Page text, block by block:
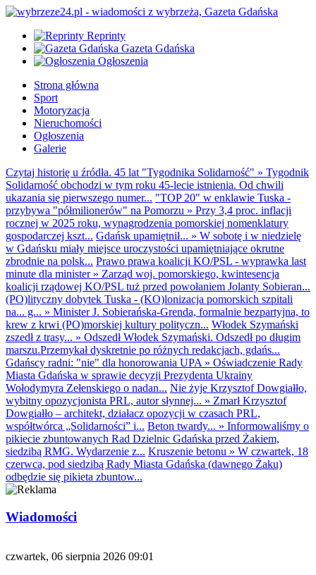
Reprinty
Gazeta Gdańska
Ogłoszenia
Strona główna
Sport
Motoryzacja
Nieruchomości
Ogłoszenia
Galerie
Czytaj historię u źródła. 45 lat "Tygodnika Solidarność" » Tygodnik
Solidarność obchodzi w tym roku 45-lecie istnienia. Od chwili
ukazania się pierwszego numer... "TOP 20" w enklawie Tuska -
przybywa "półmilionerów" na Pomorzu » Przy 3,4 proc. inflacji
rocznej w 2025 roku, wynagrodzenia pomorskiej nomenklatury
gospodarczej kszt... Gdańsk upamiętnił... » W sobotę i w niedzielę
w Gdańsku miały miejsce uroczystości upamiętniające okrutne
zbrodnie na polsk... Prawo prawa koalicji KO/PSL - wyprawka last
minute dla minister» Zarząd woj. pomorskiego, kwintesencja
koalicji rządowej KO/PSL tuż przed powołaniem Jolanty Sobieran...
(PO)lityczny dobytek Tuska - (KO)lonizacja pomorskich szpitali
na... g... » Minister J. Sobierańska-Grenda, formalnie bezpartyjna, to
krew z krwi (PO)morskiej kultury polityczn... Włodek Szymański
zszedł z trasy... » Odszedł Włodek Szymański. Odszedł po długim
marszu.Przemykał dyskretnie po różnych redakcjach, gdańs...
Gdańscy radni: "nie" dla honorowania UPA » Oświadczenie Rady
Miasta Gdańska w sprawie decyzji Prezydenta Ukrainy
Wołodymyra Zełenskiego o nadan... Nie żyje Krzysztof Dowgiałło,
wybitny opozycjonista PRL, autor słynnej... » Zmarł Krzysztof
Dowgiałło – architekt, działacz opozycji w czasach PRL,
współtwórca „Solidarności” i... Beton twardy... » Informowaliśmy o
pikiecie zbuntowanych Rad Dzielnic Gdańska przed Żakiem,
siedzibą RMG. Wydarzenie z... Kruszenie betonu » W czwartek, 18
czerwca, pod siedzibą Rady Miasta Gdańska (dawnego Żaku)
odbędzie się pikieta zbuntow...
Wiadomości
czwartek, 06 sierpnia 2026 09:01